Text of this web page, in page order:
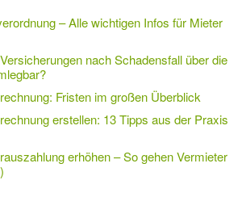
– Alle wichtigen Infos für Mieter
nach Schadensfall über die
Fristen im großen Überblick
erstellen: 13 Tipps aus der Praxis
erhöhen – So gehen Vermieter